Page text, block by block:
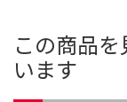
この商品
います